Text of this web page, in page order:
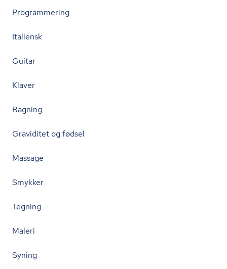
Programmering
Italiensk
Guitar
Klaver
Bagning
Graviditet og fødsel
Massage
Smykker
Tegning
Maleri
Syning